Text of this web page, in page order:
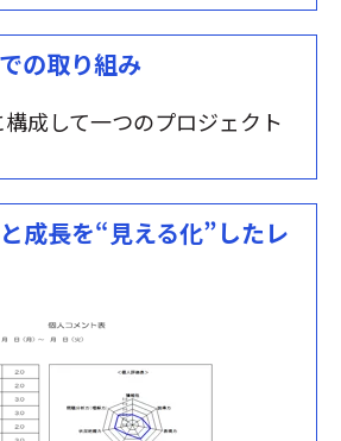
の取り組み
成して一つのプロジェクト
成長を“見える化”したレ